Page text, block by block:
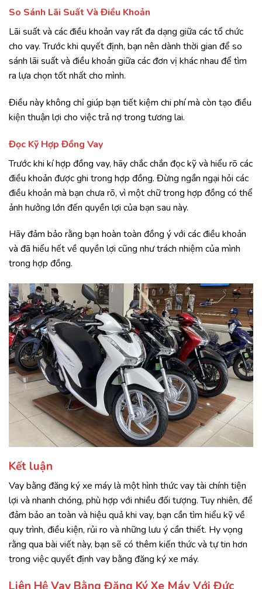
So Sánh Lãi Suất Và Điều Khoản
Lãi suất và các điều khoản vay rất đa dạng giữa các tổ chức
cho vay. Trước khi quyết định, bạn nên dành thời gian để so
sánh lãi suất và điều khoản giữa các đơn vị khác nhau để tìm
ra lựa chọn tốt nhất cho mình.
Điều này không chỉ giúp bạn tiết kiệm chi phí mà còn tạo điều
kiện thuận lợi cho việc trả nợ trong tương lai.
Đọc Kỹ Hợp Đồng Vay
Trước khi kí hợp đồng vay, hãy chắc chắn đọc kỹ và hiểu rõ các
điều khoản được ghi trong hợp đồng. Đừng ngần ngại hỏi các
điều khoản mà bạn chưa rõ, vì một chữ trong hợp đồng có thể
ảnh hưởng lớn đến quyền lợi của bạn sau này.
Hãy đảm bảo rằng bạn hoàn toàn đồng ý với các điều khoản
và đã hiểu hết về quyền lợi cũng như trách nhiệm của mình
trong hợp đồng.
Kết luận
Vay bằng đăng ký xe máy là một hình thức vay tài chính tiện
lợi và nhanh chóng, phù hợp với nhiều đối tượng. Tuy nhiên, để
đảm bảo an toàn và hiệu quả khi vay, bạn cần tìm hiểu kỹ về
quy trình, điều kiện, rủi ro và những lưu ý cần thiết. Hy vọng
rằng qua bài viết này, bạn sẽ có thêm kiến thức và tự tin hơn
trong việc quyết định vay bằng đăng ký xe máy.